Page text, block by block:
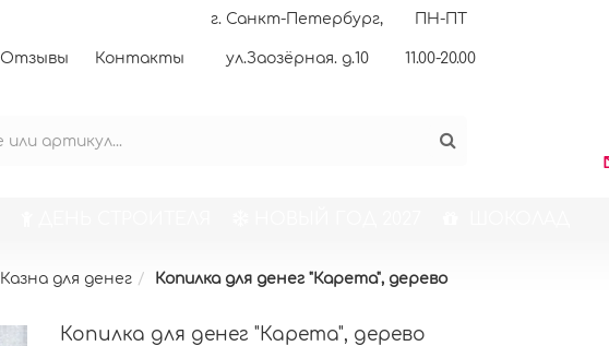
Отзывы Контакты
г. Санкт-Петербург,
ул.Заозёрная. д.10
ПН-ПТ
11.00-20.00
Казна для денег Копилка для денег "Карета", дерево
Копилка для денег "Карета", дерево